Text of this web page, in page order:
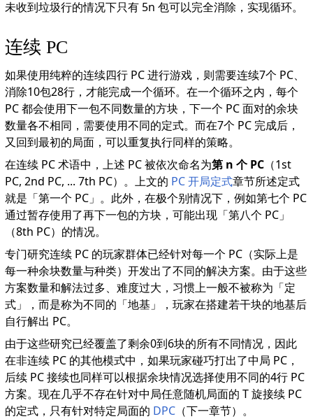
未收到垃圾行的情况下只有 5n 包可以完全消除，实现循环。
连续 PC
如果使用纯粹的连续四行 PC 进行游戏，则需要连续7个 PC、
消除10包28行，才能完成一个循环。在一个循环之内，每个
PC 都会使用下一包不同数量的方块，下一个 PC 面对的余块
数量各不相同，需要使用不同的定式。而在7个 PC 完成后，
又回到最初的局面，可以重复执行同样的策略。
在连续 PC 术语中，上述 PC 被依次命名为第 n 个 PC （1st
PC, 2nd PC, ... 7th PC）。上文的 PC 开局定式章节所述定式
就是「第一个 PC」。此外，在极个别情况下，例如第七个 PC
通过暂存使用了再下一包的方块，可能出现「第八个 PC」
（8th PC）的情况。
专门研究连续 PC 的玩家群体已经针对每一个 PC（实际上是
每一种余块数量与种类）开发出了不同的解决方案。由于这些
方案数量和解法过多、难度过大，习惯上一般不被称为「定
式」，而是称为不同的「地基」，玩家在搭建若干块的地基后
自行解出 PC。
由于这些研究已经覆盖了剩余0到6块的所有不同情况，因此
在非连续 PC 的其他模式中，如果玩家碰巧打出了中局 PC，
后续 PC 接续也同样可以根据余块情况选择使用不同的4行 PC
方案。现在几乎不存在针对中局任意随机局面的 T 旋接续 PC
的定式，只有针对特定局面的 DPC （下一章节）。